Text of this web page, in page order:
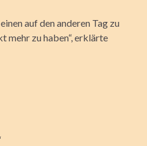
einen auf den anderen Tag zu
mehr zu haben“, erklärte